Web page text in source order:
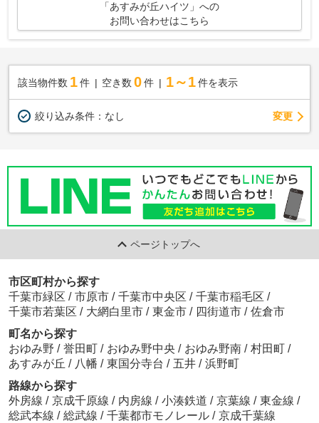
「あすみが丘ハイツ」への
お問い合わせはこちら
該当物件数 1件 空き数 0 件 1～1 件を表示
絞り込み条件： なし 変更
ページトップへ
市区町村から探す
千葉市緑区 / 市原市 / 千葉市中央区 / 千葉市稲毛区 /
千葉市若葉区 / 大網白里市 / 東金市 / 四街道市 / 佐倉市
町名から探す
おゆみ野 / 誉田町 / おゆみ野中央 / おゆみ野南 / 村田町 /
あすみが丘 / 八幡 / 東国分寺台 / 五井 / 浜野町
路線から探す
外房線 / 京成千原線 / 内房線 / 小湊鉄道 / 京葉線 / 東金線 /
総武本線 / 総武線 / 千葉都市モノレール / 京成千葉線